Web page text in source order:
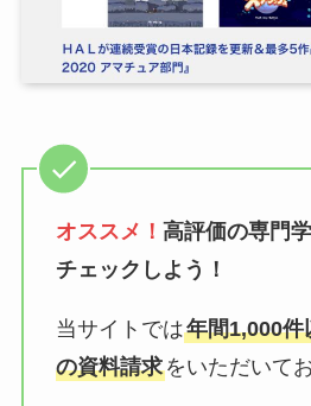
オススメ！ 高評価の専門
チェックしよう！
当サイトでは年間1,000件
の資料請求をいただいて